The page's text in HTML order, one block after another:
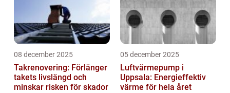
08 december 2025
Takrenovering: Förlänger
takets livslängd och
minskar risken för skador
05 december 2025
Luftvärmepump i
Uppsala: Energieffektiv
värme för hela året